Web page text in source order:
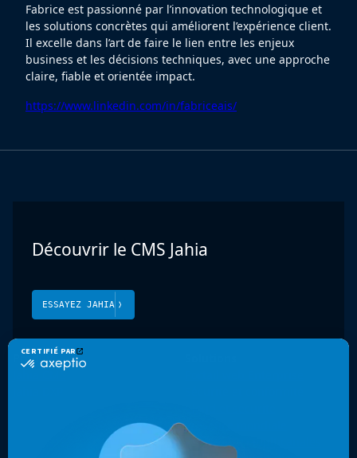
Fabrice est passionné par l’innovation technologique et
les solutions concrètes qui améliorent l’expérience client.
Il excelle dans l’art de faire le lien entre les enjeux
business et les décisions techniques, avec une approche
claire, fiable et orientée impact.
https://www.linkedin.com/in/fabriceais/
Découvrir le CMS Jahia
ESSAYEZ JAHIA
Produit
Jahia CMS
Présence mondiale
Expériences multicanales